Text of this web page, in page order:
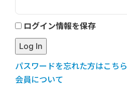
ログイン情報を保存
パスワードを忘れた方はこちら
会員について